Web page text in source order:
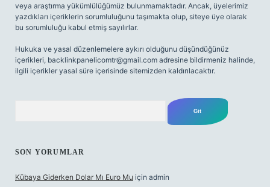
veya araştırma yükümlülüğümüz bulunmamaktadır. Ancak, üyelerimiz
yazdıkları içeriklerin sorumluluğunu taşımakta olup, siteye üye olarak
bu sorumluluğu kabul etmiş sayılırlar.
Hukuka ve yasal düzenlemelere aykırı olduğunu düşündüğünüz
içerikleri, backlinkpanelicomtr@gmail.com adresine bildirmeniz halinde,
ilgili içerikler yasal süre içerisinde sitemizden kaldırılacaktır.
SON YORUMLAR
Kübaya Giderken Dolar Mı Euro Mu için admin